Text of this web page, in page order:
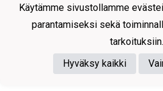
Käytämme sivustollamme
parantamiseksi sekä
tarkoituksiin.
Hyväksy kaikki